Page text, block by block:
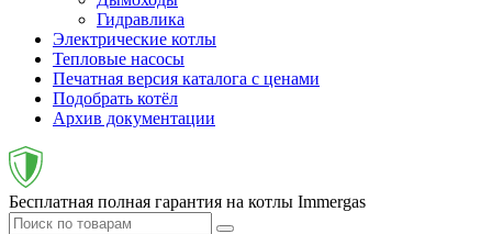
Гидравлика
Электрические котлы
Тепловые насосы
Печатная версия каталога с ценами
Подобрать котёл
Архив документации
Бесплатная полная гарантия на котлы Immergas